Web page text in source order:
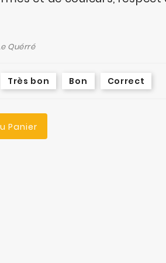
Quérré
Très bon Bon Correct
Panier